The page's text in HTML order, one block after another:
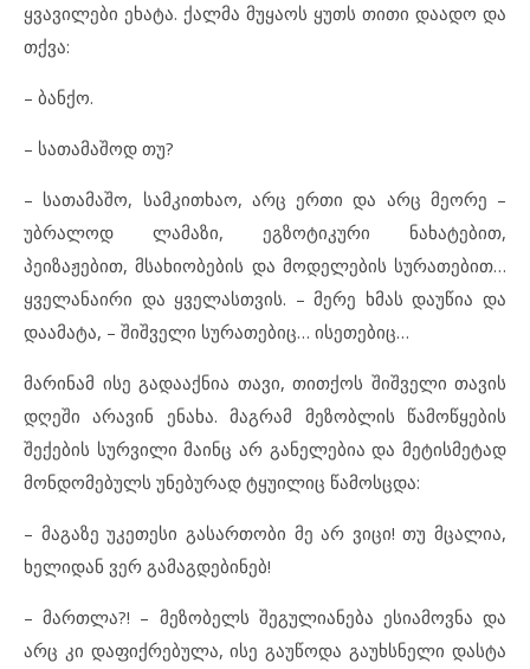
ყვავილები ეხატა. ქალმა მუყაოს ყუთს თითი დაადო და
თქვა:
– ბანქო.
– სათამაშოდ თუ?
– სათამაშო, სამკითხაო, არც ერთი და არც მეორე –
უბრალოდ ლამაზი, ეგზოტიკური ნახატებით,
პეიზაჟებით, მსახიობების და მოდელების სურათებით…
ყველანაირი და ყველასთვის. – მერე ხმას დაუწია და
დაამატა, – შიშველი სურათებიც… ისეთებიც…
მარინამ ისე გადააქნია თავი, თითქოს შიშველი თავის
დღეში არავინ ენახა. მაგრამ მეზობლის წამოწყების
შექების სურვილი მაინც არ განელებია და მეტისმეტად
მონდომებულს უნებურად ტყუილიც წამოსცდა:
– მაგაზე უკეთესი გასართობი მე არ ვიცი! თუ მცალია,
ხელიდან ვერ გამაგდებინებ!
– მართლა?! – მეზობელს შეგულიანება ესიამოვნა და
არც კი დაფიქრებულა, ისე გაუწოდა გაუხსნელი დასტა